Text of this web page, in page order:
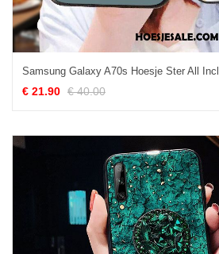
€ 21.90 € 40.00